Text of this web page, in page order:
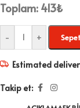
Toplam: 413₺
- +
Estimated
Takip et: